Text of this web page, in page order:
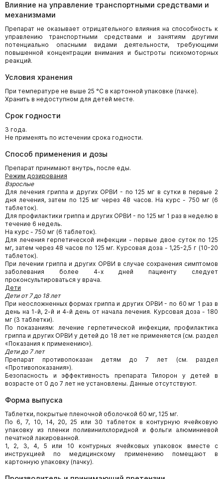
Влияние на управление транспортными средствами и
механизмами
Препарат не оказывает отрицательного влияния на способность к
управлению транспортными средствами и занятиям другими
потенциально опасными видами деятельности, требующими
повышенной концентрации внимания и быстроты психомоторных
реакций.
Условия хранения
При температуре не выше 25 °С в картонной упаковке (пачке).
Хранить в недоступном для детей месте.
Срок годности
3 года.
Не применять по истечении срока годности.
Способ применения и дозы
Препарат принимают внутрь, после еды.
Режим дозирования
Взрослые
Для лечения гриппа и других ОРВИ - по 125 мг в сутки в первые 2
дня лечения, затем по 125 мг через 48 часов. На курс - 750 мг (6
таблеток).
Для профилактики гриппа и других ОРВИ - по 125 мг 1 раз в неделю в
течение 6 недель.
На курс - 750 мг (6 таблеток).
Для лечения герпетической инфекции - первые двое суток по 125
мг, затем через 48 часов по 125 мг. Курсовая доза - 1,25-2,5 г (10-20
таблеток).
При лечении гриппа и других ОРВИ в случае сохранения симптомов
заболевания более 4-х дней пациенту следует
проконсультироваться у врача.
Дети
Дети от 7 до 18 лет
При неосложненных формах гриппа и других ОРВИ - по 60 мг 1 раз в
день на 1-й, 2-й и 4-й день от начала лечения. Курсовая доза - 180
мг (3 таблетки).
По показаниям: лечение герпетической инфекции, профилактика
гриппа и других ОРВИ у детей до 18 лет не применяется (см. раздел
«Показания к применению»).
Дети до 7 лет
Препарат противопоказан детям до 7 лет (см. раздел
«Противопоказания»).
Безопасность и эффективность препарата Тилорон у детей в
возрасте от 0 до 7 лет не установлены. Данные отсутствуют.
Форма выпуска
Таблетки, покрытые пленочной оболочкой 60 мг, 125 мг.
По 6, 7, 10, 14, 20, 25 или 30 таблеток в контурную ячейковую
упаковку из пленки поливинилхлоридной и фольги алюминиевой
печатной лакированной.
1, 2, 3, 4, 5 или 10 контурных ячейковых упаковок вместе с
инструкцией по медицинскому применению помещают в
картонную упаковку (пачку).